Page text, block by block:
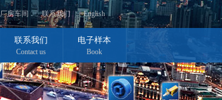
厂房车间 联系我们 English
联系我们
Contact us
电子样本
Book